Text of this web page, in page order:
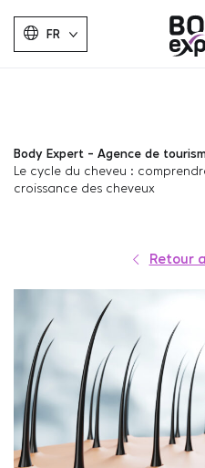
FR
Body Expert - Agence de
Le cycle du cheveu :
croissance des cheveux
Retour